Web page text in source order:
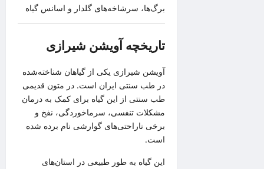
برگ‌ها، سرشاخه‌های گلدار و اسانس گیاه
تاریخچه آویشن شیرازی
آویشن شیرازی یکی از گیاهان شناخته‌شده
در طب سنتی ایران است. در متون قدیمی
طب سنتی از این گیاه برای کمک به درمان
مشکلات تنفسی، سرماخوردگی، نفخ و
برخی ناراحتی‌های گوارشی نام برده شده
است.
این گیاه به طور طبیعی در استان‌های